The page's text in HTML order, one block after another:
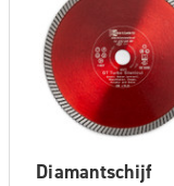
Diamantschijf